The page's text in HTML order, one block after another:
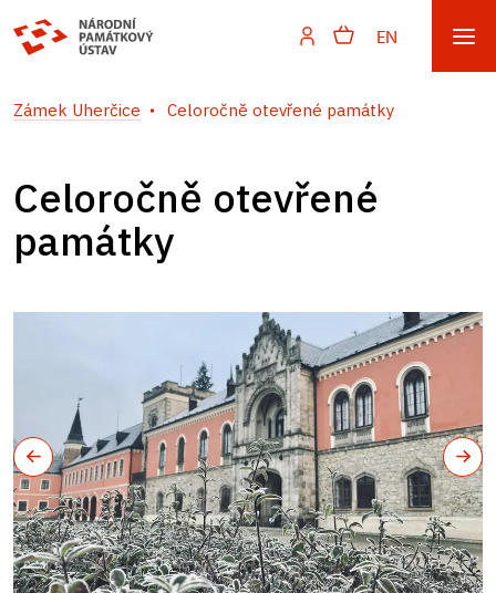
EN
Zámek Uherčice Celoročně otevřené památky
Celoročně otevřené
památky